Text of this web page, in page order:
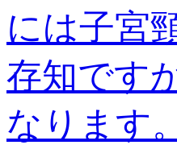
には子宮
存知です
なります